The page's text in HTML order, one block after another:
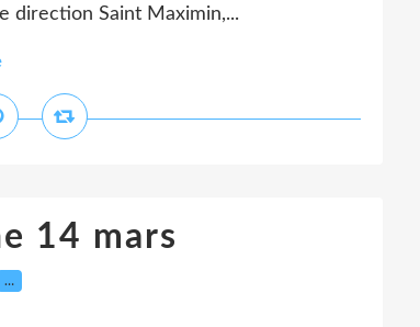
direction Saint Maximin,...
14 mars
…